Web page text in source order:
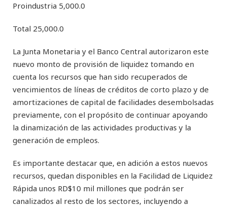
Proindustria 5,000.0
Total 25,000.0
La Junta Monetaria y el Banco Central autorizaron este
nuevo monto de provisión de liquidez tomando en
cuenta los recursos que han sido recuperados de
vencimientos de líneas de créditos de corto plazo y de
amortizaciones de capital de facilidades desembolsadas
previamente, con el propósito de continuar apoyando
la dinamización de las actividades productivas y la
generación de empleos.
Es importante destacar que, en adición a estos nuevos
recursos, quedan disponibles en la Facilidad de Liquidez
Rápida unos RD$10 mil millones que podrán ser
canalizados al resto de los sectores, incluyendo a